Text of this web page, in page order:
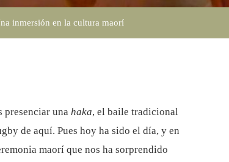
En
inmersión en la cultura maorí
presenciar una haka, el baile tradicional
de aquí. Pues hoy ha sido el día, y en
maorí que nos ha sorprendido